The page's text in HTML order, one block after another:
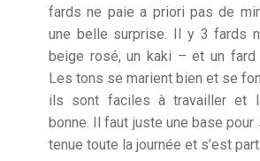
fards ne paie a priori pas de
une belle surprise. Il y 3 fards
beige rosé, un kaki – et un fard
Les tons se marient bien et se
ils sont faciles à travailler et
bonne. Il faut juste une base pour
tenue toute la journée et s’est